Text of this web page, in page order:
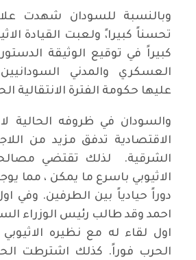
وبالنسبة للسودان شهدت
تحسناً كبيرا،ً ولعبت القيادة
كبيراً في توقيع الوثيقة
العسكري والمدني
عليها حكومة الفترة الانتقالية
والسودان في ظروفه الحالية
الاقتصادية تدفق مزيد من
الشرقية. لذلك تقتضي
الاثيوبي باسرع ما يمكن ، مما
دوراً حيادياً بين الطرفين. وفي
احمد وقد طالب رئيس الوزراء
اول لقاء له مع نظيره
الحرب فوراً. كذلك اشترطت